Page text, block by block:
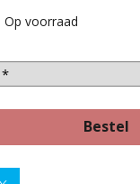
Op voorraad
Bestel